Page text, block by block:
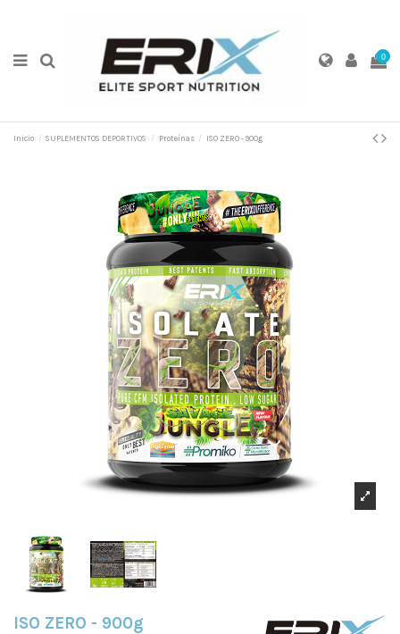
0
Inicio SUPLEMENTOS DEPORTIVOS Proteínas ISO ZERO - 900g
ISO ZERO - 900g